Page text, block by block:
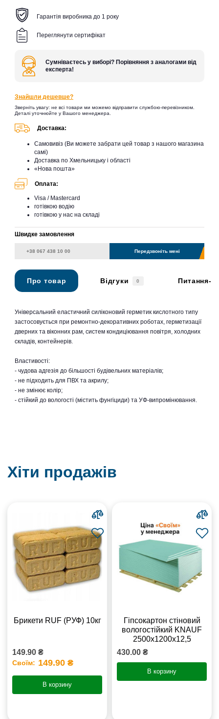
Гарантія виробника до 1 року
Переглянути сертифікат
Сумніваєтесь у виборі? Порівняння з аналогами від
експерта!
Знайшли дешевше?
Зверніть увагу: не всі товари ми можемо відправити службою-перевізником.
Деталі уточнюйте у Вашого менеджера.
Доставка:
Самовивіз (Ви можете забрати цей товар з нашого магазина
самі)
Доставка по Хмельницьку і області
«Нова пошта»
Оплата:
Visa / Mastercard
готівкою водію
готівкою у нас на складі
Швидке замовлення
Передзвоніть мені
Про товар Відгуки 0 Питання-
Універсальний еластичний силіконовий герметик кислотного типу
застосовується при ремонтно-декоративних роботах, герметизації
дверних та віконних рам, систем кондиціювання повітря, холодних
складів, контейнерів.
Властивості:
- чудова адгезія до більшості будівельних матеріалів;
- не підходить для ПВХ та акрилу;
- не змінює колір;
- стійкий до вологості (містить фунгіциди) та УФ-випромінювання.
Хіти продажів
Брикети RUF (РУФ) 10кг
149.90 ₴
Своїм: 149.90 ₴
В корзину
Гіпсокартон стіновий
вологостійкий KNAUF
2500х1200х12,5
430.00 ₴
В корзину